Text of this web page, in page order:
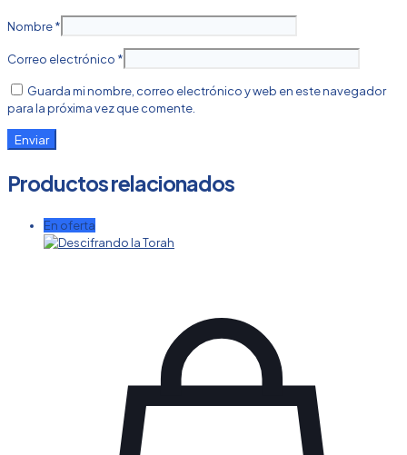
Nombre*
Correo electrónico *
Guarda mi nombre, correo electrónico y web en este navegador
para la próxima vez que comente.
Productos relacionados
En oferta